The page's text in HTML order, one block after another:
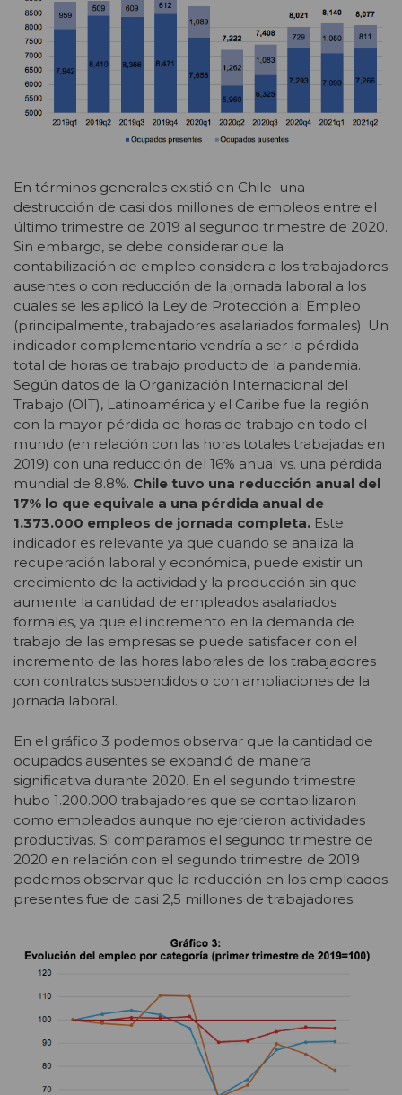
En términos generales existió en Chile una
destrucción de casi dos millones de empleos entre el
último trimestre de 2019 al segundo trimestre de 2020.
Sin embargo, se debe considerar que la
contabilización de empleo considera a los trabajadores
ausentes o con reducción de la jornada laboral a los
cuales se les aplicó la Ley de Protección al Empleo
(principalmente, trabajadores asalariados formales). Un
indicador complementario vendría a ser la pérdida
total de horas de trabajo producto de la pandemia.
Según datos de la Organización Internacional del
Trabajo (OIT), Latinoamérica y el Caribe fue la región
con la mayor pérdida de horas de trabajo en todo el
mundo (en relación con las horas totales trabajadas en
2019) con una reducción del 16% anual vs. una pérdida
mundial de 8.8%. Chile tuvo una reducción anual del
17% lo que equivale a una pérdida anual de
1.373.000 empleos de jornada completa. Este
indicador es relevante ya que cuando se analiza la
recuperación laboral y económica, puede existir un
crecimiento de la actividad y la producción sin que
aumente la cantidad de empleados asalariados
formales, ya que el incremento en la demanda de
trabajo de las empresas se puede satisfacer con el
incremento de las horas laborales de los trabajadores
con contratos suspendidos o con ampliaciones de la
jornada laboral.
En el gráfico 3 podemos observar que la cantidad de
ocupados ausentes se expandió de manera
significativa durante 2020. En el segundo trimestre
hubo 1.200.000 trabajadores que se contabilizaron
como empleados aunque no ejercieron actividades
productivas. Si comparamos el segundo trimestre de
2020 en relación con el segundo trimestre de 2019
podemos observar que la reducción en los empleados
presentes fue de casi 2,5 millones de trabajadores.